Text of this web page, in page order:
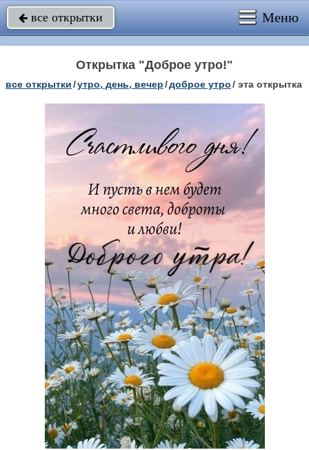
 все открытки Меню
Открытка "Доброе утро!"
все открытки/утро, день, вечер/доброе утро/ эта открытка